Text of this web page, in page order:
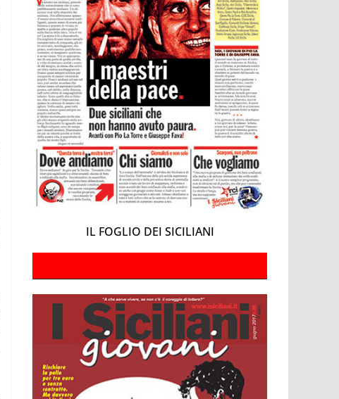
IL FOGLIO DEI SICILIANI